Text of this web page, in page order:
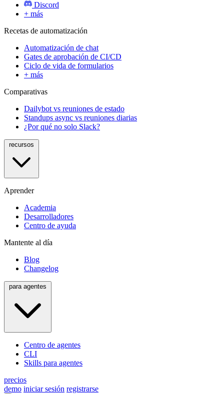
Discord
+ más
Recetas de automatización
Automatización de chat
Gates de aprobación de CI/CD
Ciclo de vida de formularios
+ más
Comparativas
Dailybot vs reuniones de estado
Standups async vs reuniones diarias
¿Por qué no solo Slack?
Aprender
Academia
Desarrolladores
Centro de ayuda
Mantente al día
Blog
Changelog
Centro de agentes
CLI
Skills para agentes
precios
demo iniciar sesión registrarse